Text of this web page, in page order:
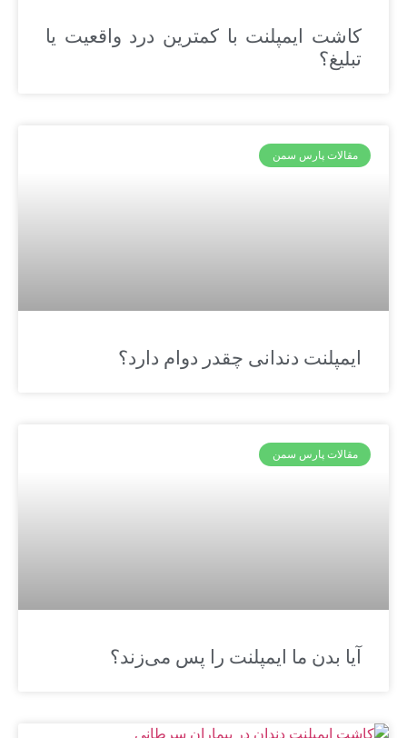
کاشت ایمپلنت با کمترین درد واقعیت یا
تبلیغ؟
مقالات پارس سمن
ایمپلنت دندانی چقدر دوام دارد؟
مقالات پارس سمن
آیا بدن ما ایمپلنت را پس می‌زند؟